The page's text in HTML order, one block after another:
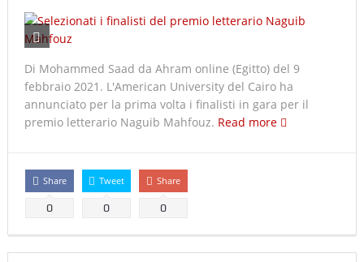
Di Mohammed Saad da Ahram online (Egitto) del 9
febbraio 2021. L'American University del Cairo ha
annunciato per la prima volta i finalisti in gara per il
premio letterario Naguib Mahfouz. Read more
Share
0
Tweet
0
Share
0